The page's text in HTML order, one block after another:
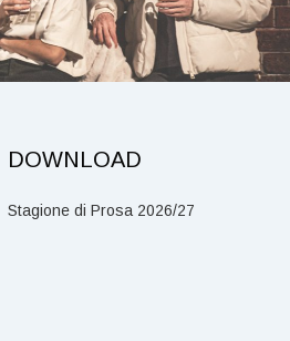
DOWNLOAD
Stagione di Prosa 2026/27